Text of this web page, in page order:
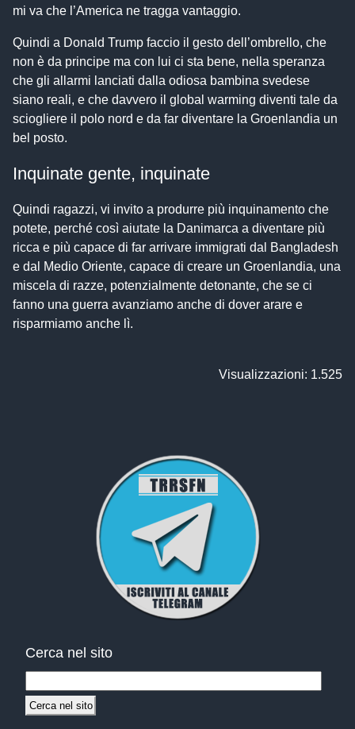
mi va che l’America ne tragga vantaggio.
Quindi a Donald Trump faccio il gesto dell’ombrello, che
non è da principe ma con lui ci sta bene, nella speranza
che gli allarmi lanciati dalla odiosa bambina svedese
siano reali, e che davvero il global warming diventi tale da
sciogliere il polo nord e da far diventare la Groenlandia un
bel posto.
Inquinate gente, inquinate
Quindi ragazzi, vi invito a produrre più inquinamento che
potete, perché così aiutate la Danimarca a diventare più
ricca e più capace di far arrivare immigrati dal Bangladesh
e dal Medio Oriente, capace di creare un Groenlandia, una
miscela di razze, potenzialmente detonante, che se ci
fanno una guerra avanziamo anche di dover arare e
risparmiamo anche lì.
Visualizzazioni: 1.525
Cerca nel sito